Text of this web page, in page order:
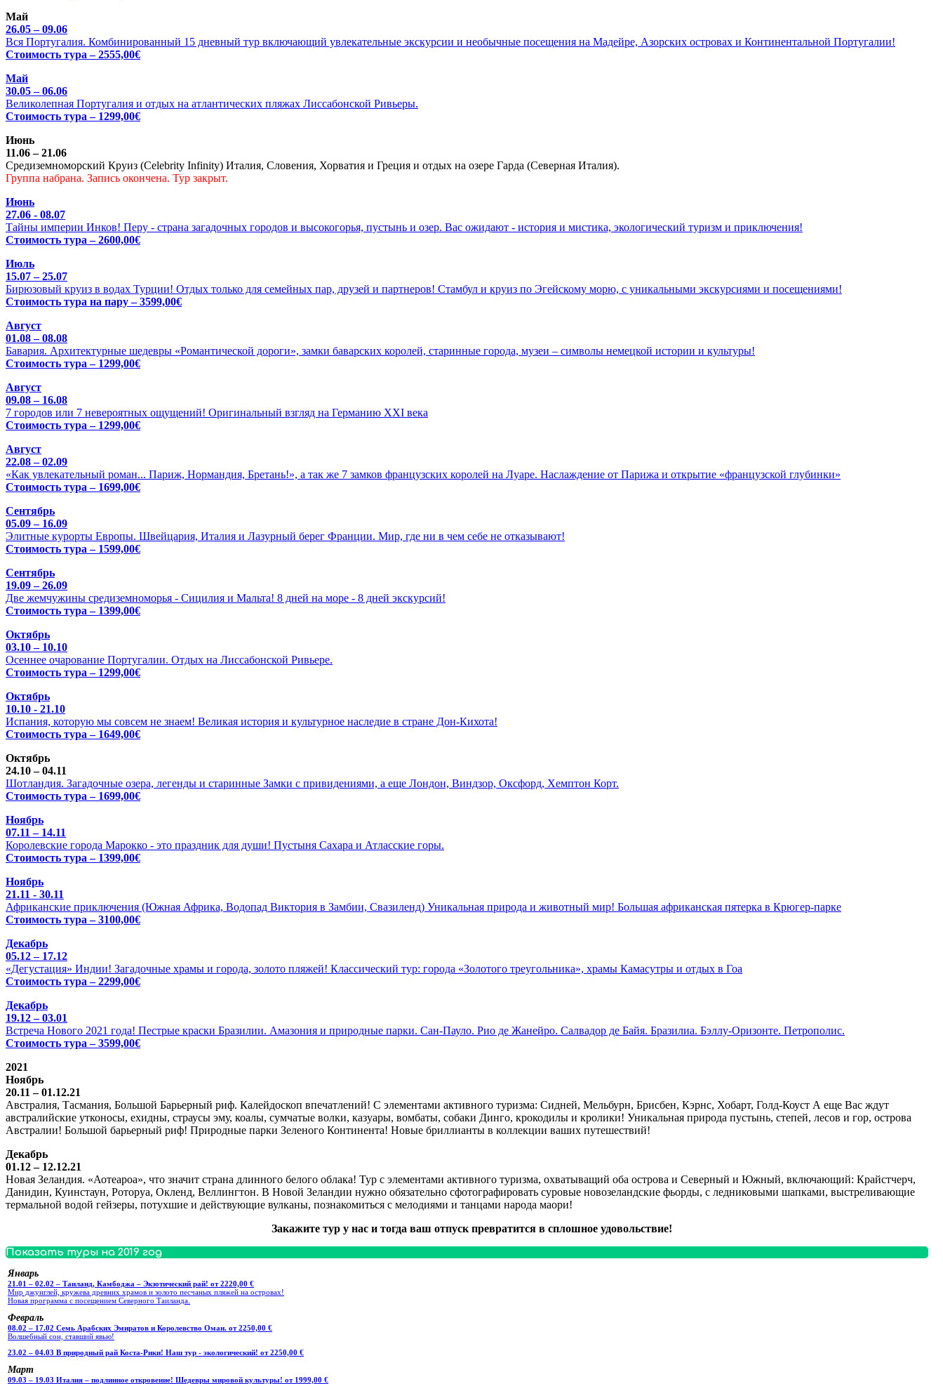
Май
26.05 – 09.06
Вся Португалия. Комбинированный 15 дневный тур включающий увлекательные экскурсии и необычные посещения на Мадейре, Азорских островах и Континентальной Португалии!
Стоимость тура – 2555,00€
Май
30.05 – 06.06
Великолепная Португалия и отдых на атлантических пляжах Лиссабонской Ривьеры.
Стоимость тура – 1299,00€
Июнь
11.06 – 21.06
Средиземноморский Круиз (Celebrity Infinity) Италия, Словения, Хорватия и Греция и отдых на озере Гарда (Северная Италия).
Группа набрана. Запись окончена. Тур закрыт.
Июнь
27.06 - 08.07
Тайны империи Инков! Перу - страна загадочных городов и высокогорья, пустынь и озер. Вас ожидают - история и мистика, экологический туризм и приключения!
Стоимость тура – 2600,00€
Июль
15.07 – 25.07
Бирюзовый круиз в водах Турции! Отдых только для семейных пар, друзей и партнеров! Стамбул и круиз по Эгейскому морю, с уникальными экскурсиями и посещениями!
Стоимость тура на пару – 3599,00€
Август
01.08 – 08.08
Бавария. Архитектурные шедевры «Романтической дороги», замки баварских королей, старинные города, музеи – символы немецкой истории и культуры!
Стоимость тура – 1299,00€
Август
09.08 – 16.08
7 городов или 7 невероятных ощущений! Оригинальный взгляд на Германию XXI века
Стоимость тура – 1299,00€
Август
22.08 – 02.09
«Как увлекательный роман... Париж, Нормандия, Бретань!», а так же 7 замков французских королей на Луаре. Наслаждение от Парижа и открытие «французской глубинки»
Стоимость тура – 1699,00€
Сентябрь
05.09 – 16.09
Элитные курорты Европы. Швейцария, Италия и Лазурный берег Франции. Мир, где ни в чем себе не отказывают!
Стоимость тура – 1599,00€
Сентябрь
19.09 – 26.09
Две жемчужины средиземноморья - Сицилия и Мальта! 8 дней на море - 8 дней экскурсий!
Стоимость тура – 1399,00€
Октябрь
03.10 – 10.10
Осеннее очарование Португалии. Отдых на Лиссабонской Ривьере.
Стоимость тура – 1299,00€
Октябрь
10.10 - 21.10
Испания, которую мы совсем не знаем! Великая история и культурное наследие в стране Дон-Кихота!
Стоимость тура – 1649,00€
Октябрь
24.10 – 04.11
Шотландия. Загадочные озера, легенды и старинные Замки с привидениями, а еще Лондон, Виндзор, Оксфорд, Хемптон Корт.
Стоимость тура – 1699,00€
Ноябрь
07.11 – 14.11
Королевские города Марокко - это праздник для души! Пустыня Сахара и Атласские горы.
Стоимость тура – 1399,00€
Ноябрь
21.11 - 30.11
Африканские приключения (Южная Африка, Водопад Виктория в Замбии, Свазиленд) Уникальная природа и животный мир! Большая африканская пятерка в Крюгер-парке
Стоимость тура – 3100,00€
Декабрь
05.12 – 17.12
«Дегустация» Индии! Загадочные храмы и города, золото пляжей! Классический тур: города «Золотого треугольника», храмы Камасутры и отдых в Гоа
Стоимость тура – 2299,00€
Декабрь
19.12 – 03.01
Встреча Нового 2021 года! Пестрые краски Бразилии. Амазония и природные парки. Сан-Пауло. Рио де Жанейро. Салвадор де Байя. Бразилиа. Бэллу-Оризонте. Петрополис.
Стоимость тура – 3599,00€
2021
Ноябрь
20.11 – 01.12.21
Австралия, Тасмания, Большой Барьерный риф. Калейдоскоп впечатлений! С элементами активного туризма: Сидней, Мельбурн, Брисбен, Кэрнс, Хобарт, Голд-Коуст А еще Вас ждут
австралийские утконосы, ехидны, страусы эму, коалы, сумчатые волки, казуары, вомбаты, собаки Динго, крокодилы и кролики! Уникальная природа пустынь, степей, лесов и гор, острова
Австралии! Большой барьерный риф! Природные парки Зеленого Континента! Новые бриллианты в коллекции ваших путешествий!
Декабрь
01.12 – 12.12.21
Новая Зеландия. «Аотеароа», что значит страна длинного белого облака! Тур с элементами активного туризма, охватыващий оба острова и Северный и Южный, включающий: Крайстчерч,
Данидин, Куинстаун, Роторуа, Окленд, Веллингтон. В Новой Зеландии нужно обязательно сфотографировать суровые новозеландские фьорды, с ледниковыми шапками, выстреливающие
термальной водой гейзеры, потухшие и действующие вулканы, познакомиться с мелодиями и танцами народа маори!
Закажите тур у нас и тогда ваш отпуск превратится в сплошное удовольствие!
Показать туры на 2019 год
Январь
21.01 – 02.02 – Таиланд, Камбоджа – Экзотический рай! от 2220,00 €
Мир джунглей, кружева древних храмов и золото песчаных пляжей на островах!
Новая программа с посещением Северного Таиланда.
Февраль
08.02 – 17.02 Семь Арабских Эмиратов и Королевство Оман. от 2250,00 €
Волшебный сон, ставший явью!
23.02 – 04.03 В природный рай Коста-Рики! Наш тур - экологический! от 2250,00 €
Март
09.03 – 19.03 Италия – подлинное откровение! Шедевры мировой культуры! от 1999,00 €